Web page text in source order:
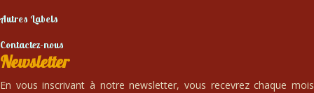
Autres Labels
Contactez-nous
Newsletter
En vous inscrivant à notre newsletter, vous recevrez chaque mois